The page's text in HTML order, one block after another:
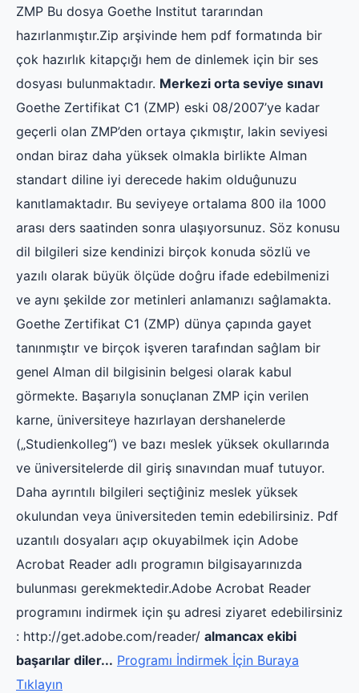
ZMP Bu dosya Goethe Institut tararından
hazırlanmıştır.Zip arşivinde hem pdf formatında bir
çok hazırlık kitapçığı hem de dinlemek için bir ses
dosyası bulunmaktadır. Merkezi orta seviye sınavı
Goethe Zertifikat C1 (ZMP) eski 08/2007’ye kadar
geçerli olan ZMP’den ortaya çıkmıştır, lakin seviyesi
ondan biraz daha yüksek olmakla birlikte Alman
standart diline iyi derecede hakim olduĝunuzu
kanıtlamaktadır. Bu seviyeye ortalama 800 ila 1000
arası ders saatinden sonra ulaşıyorsunuz. Söz konusu
dil bilgileri size kendinizi birçok konuda sözlü ve
yazılı olarak büyük ölçüde doĝru ifade edebilmenizi
ve aynı şekilde zor metinleri anlamanızı saĝlamakta.
Goethe Zertifikat C1 (ZMP) dünya çapında gayet
tanınmıştır ve birçok işveren tarafından saĝlam bir
genel Alman dil bilgisinin belgesi olarak kabul
görmekte. Başarıyla sonuçlanan ZMP için verilen
karne, üniversiteye hazırlayan dershanelerde
(„Studienkolleg“) ve bazı meslek yüksek okullarında
ve üniversitelerde dil giriş sınavından muaf tutuyor.
Daha ayrıntılı bilgileri seçtiĝiniz meslek yüksek
okulundan veya üniversiteden temin edebilirsiniz. Pdf
uzantılı dosyaları açıp okuyabilmek için Adobe
Acrobat Reader adlı programın bilgisayarınızda
bulunması gerekmektedir.Adobe Acrobat Reader
programını indirmek için şu adresi ziyaret edebilirsiniz
: http://get.adobe.com/reader/ almancax ekibi
başarılar diler... Programı İndirmek İçin Buraya
Tıklayın